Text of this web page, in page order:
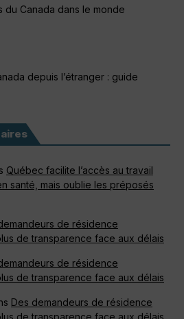
du Canada dans le monde
depuis l’étranger : guide
Québec facilite l’accès au travail
santé, mais oublie les préposés
de résidence
de transparence face aux délais
de résidence
de transparence face aux délais
Des demandeurs de résidence